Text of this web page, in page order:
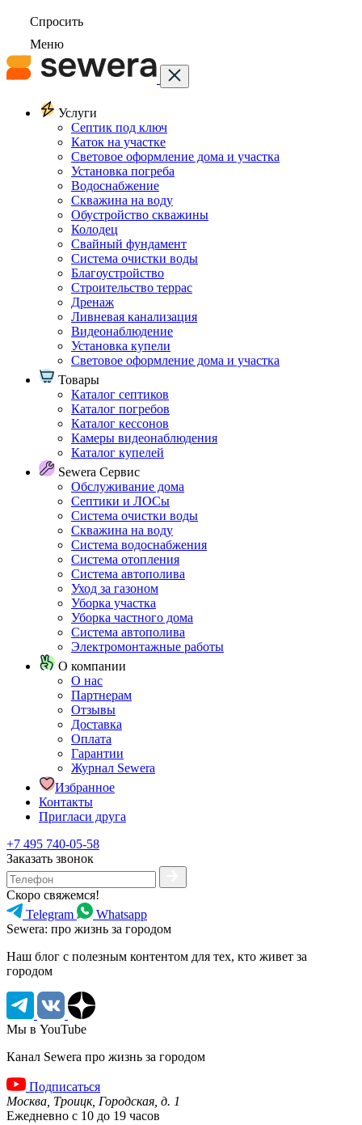
Спросить
Меню
Услуги
Септик под ключ
Каток на участке
Световое оформление дома и участка
Установка погреба
Водоснабжение
Скважина на воду
Обустройство скважины
Колодец
Свайный фундамент
Система очистки воды
Благоустройство
Строительство террас
Дренаж
Ливневая канализация
Видеонаблюдение
Установка купели
Световое оформление дома и участка
Товары
Каталог септиков
Каталог погребов
Каталог кессонов
Камеры видеонаблюдения
Каталог купелей
Sewera Сервис
Обслуживание дома
Септики и ЛОСы
Система очистки воды
Скважина на воду
Система водоснабжения
Система отопления
Система автополива
Уход за газоном
Уборка участка
Уборка частного дома
Система автополива
Электромонтажные работы
О компании
О нас
Партнерам
Отзывы
Доставка
Оплата
Гарантии
Журнал Sewera
Избранное
Контакты
Пригласи друга
+7 495 740-05-58
Заказать звонок
Скоро свяжемся!
Telegram
Whatsapp
Sewera: про жизнь за городом
Наш блог c полезным контентом для тех, кто живет за
городом
Мы в YouTube
Канал Sewera про жизнь за городом
Подписаться
Москва, Троицк, Городская, д. 1
Ежедневно с 10 до 19 часов